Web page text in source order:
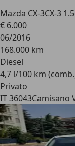
Mazda CX-3CX-3
€ 6.000
06/2016
168.000 km
Diesel
4,7 l/100 km
Privato
IT 36043Camisano